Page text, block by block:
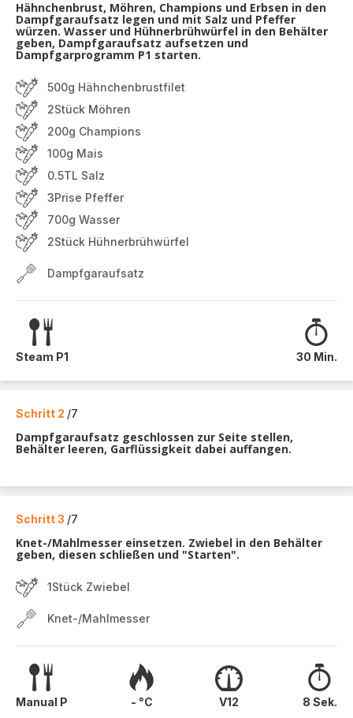
Hähnchenbrust, Möhren, Champions und Erbsen in den
Dampfgaraufsatz legen und mit Salz und Pfeffer
würzen. Wasser und Hühnerbrühwürfel in den Behälter
geben, Dampfgaraufsatz aufsetzen und
Dampfgarprogramm P1 starten.
500g Hähnchenbrustfilet
2Stück Möhren
200g Champions
100g Mais
0.5TL Salz
3Prise Pfeffer
700g Wasser
2Stück Hühnerbrühwürfel
Dampfgaraufsatz
Steam P1 30 Min.
Schritt 2 /7
Dampfgaraufsatz geschlossen zur Seite stellen,
Behälter leeren, Garflüssigkeit dabei auffangen.
Schritt 3 /7
Knet-/Mahlmesser einsetzen. Zwiebel in den Behälter
geben, diesen schließen und "Starten".
1Stück Zwiebel
Knet-/Mahlmesser
Manual P - °C V12 8 Sek.